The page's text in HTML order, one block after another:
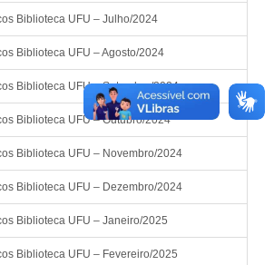
Biblioteca UFU – Julho/2024
Biblioteca UFU – Agosto/2024
Biblioteca UFU – Setembro/2024
Biblioteca UFU – Outubro/2024
Biblioteca UFU – Novembro/2024
Biblioteca UFU – Dezembro/2024
Biblioteca UFU – Janeiro/2025
Biblioteca UFU – Fevereiro/2025